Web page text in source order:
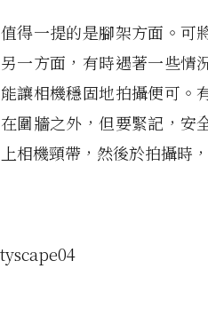
值得一提的是腳架方面。可
另一方面，有時遇著一些情
能讓相機穩固地拍攝便可。
在圍牆之外，但要緊記，安
上相機頸帶，然後於拍攝時